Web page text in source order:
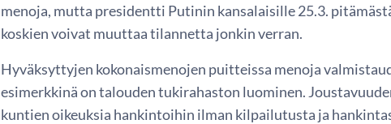
menoja, mutta presidentti Putinin kansalaisille 25.3.
koskien voivat muuttaa tilannetta jonkin verran.
Hyväksyttyjen kokonaismenojen puitteissa menoja
esimerkkinä on talouden tukirahaston luominen.
kuntien oikeuksia hankintoihin ilman kilpailutusta ja